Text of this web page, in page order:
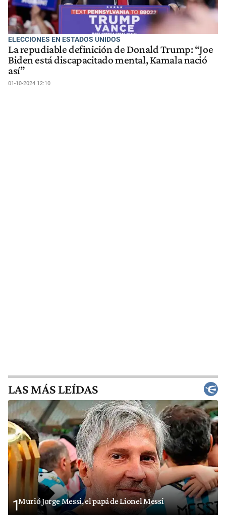
ELECCIONES EN ESTADOS UNIDOS
La repudiable definición de Donald Trump: “Joe
Biden está discapacitado mental, Kamala nació
así”
01-10-2024 12:10
LAS MÁS LEÍDAS
1Murió Jorge Messi, el papá de Lionel Messi